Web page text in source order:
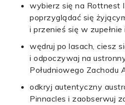
wybierz się na Rottnest
poprzyglądać się
i przenieś się w
wędruj po lasach, ciesz
i odpoczywaj na
Południowego Zachodu
odkryj autentyczny
Pinnacles i zaobserwuj